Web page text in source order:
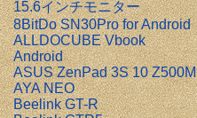
15.6インチモニター
8BitDo SN30Pro for Android
ALLDOCUBE Vbook
Android
ASUS ZenPad 3S 10 Z500M
AYA NEO
Beelink GT-R